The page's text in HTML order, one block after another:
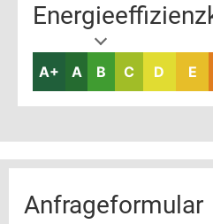
A+ A B C D E
Anfrageformular